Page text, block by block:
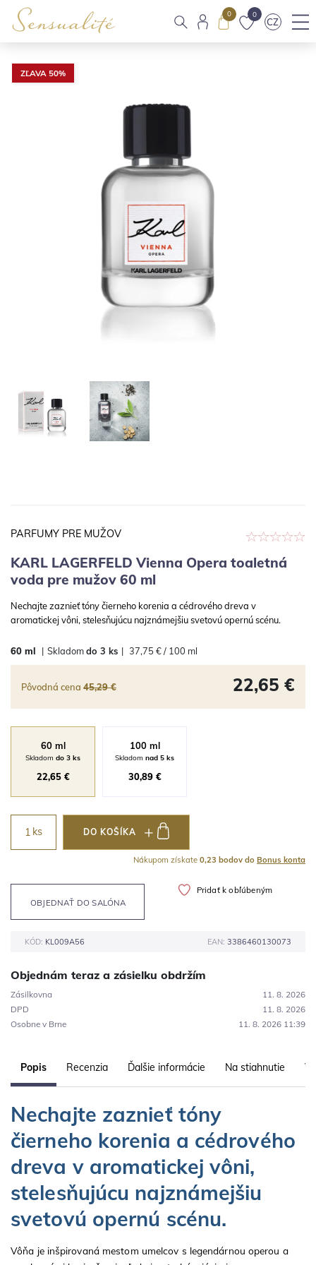
0 0
CZ
ZĽAVA 50%
PARFUMY PRE MUŽOV
KARL LAGERFELD Vienna Opera toaletná
voda pre mužov 60 ml
Nechajte zaznieť tóny čierneho korenia a cédrového dreva v
aromatickej vôni, stelesňujúcu najznámejšiu svetovú opernú scénu.
60 ml | Skladomdo 3 ks | 37,75 € / 100 ml
Pôvodná cena 45,29 € 22,65 €
60 ml
Skladom do 3 ks
22,65 €
100 ml
Skladom nad 5 ks
30,89 €
OBJEDNAŤ DO SALÓNA
Pridať k obľúbeným
ks DO KOŠÍKA
Nákupom získate 0,23 bodov do Bonus konta
KÓD: KL009A56 EAN: 3386460130073
Objednám teraz a zásielku obdržím
Zásilkovna
11. 8. 2026
DPD
11. 8. 2026
Osobne v Brne
11. 8. 2026 11:39
Popis Recenzia Ďalšie informácie Na stiahnutie
Nechajte zaznieť tóny
čierneho korenia a cédrového
dreva v aromatickej vôni,
stelesňujúcu najznámejšiu
svetovú opernú scénu.
Vôňa je inšpirovaná mestom umelcov s legendárnou operou a